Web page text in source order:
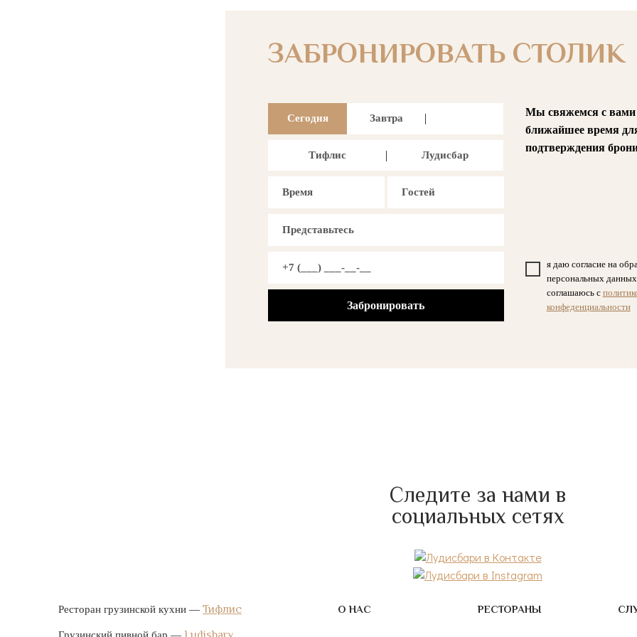
ЗАБРОНИРОВАТЬ СТОЛИК
Мы свяжемся с вами
ближайшее время
подтверждения
Сегодня Завтра
Тифлис Лудисбар
Время
я даю согласие на
персональных
соглашаюсь с
конфеденциальности
Следите за нами в
социальных сетях
Ресторан грузинской кухни — Тифлис
Грузинский пивной бар —
О НАС РЕСТОРАНЫ